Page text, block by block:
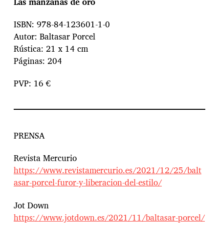
ISBN: 978-84-123601-1-0
Autor: Baltasar Porcel
Rústica: 21 x 14 cm
Páginas: 204
PVP: 16 €
PRENSA
Revista Mercurio
https://www.revistamercurio.es/2021/12/25/balt
asar-porcel-furor-y-liberacion-del-estilo/
Jot Down
https://www.jotdown.es/2021/11/baltasar-porcel/